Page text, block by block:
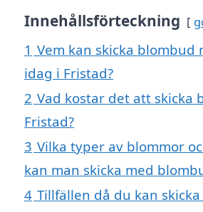
Innehållsförteckning
1 Vem kan skicka blombud
idag i Fristad?
2 Vad kostar det att skicka
Fristad?
3 Vilka typer av blommor
kan man skicka med
4 Tillfällen då du kan